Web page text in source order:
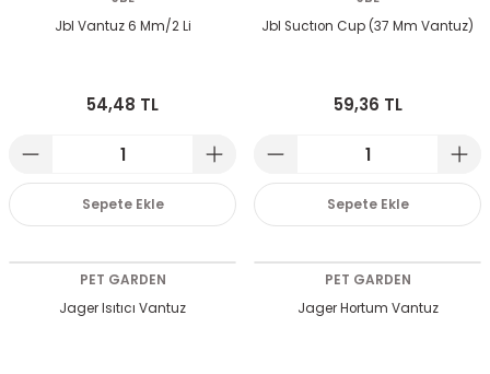
Jbl Vantuz 6 Mm/2 Li
54,48 TL
Sepete Ekle
Jbl Suctıon Cup (37 Mm Vantuz)
59,36 TL
Sepete Ekle
PET GARDEN
Jager Isıtıcı Vantuz
PET GARDEN
Jager Hortum Vantuz